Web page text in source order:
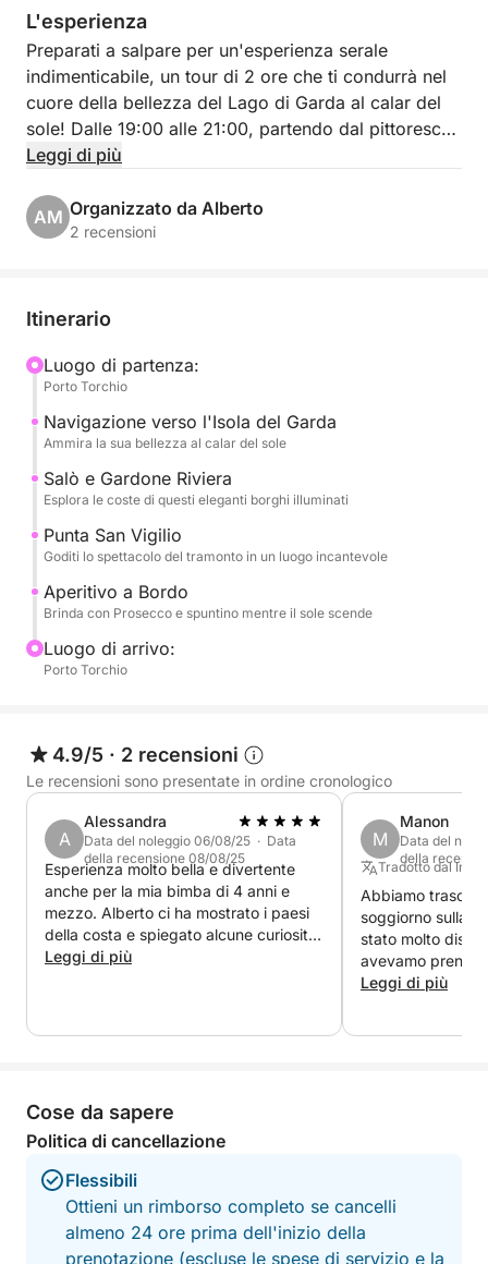
L'esperienza
Preparati a salpare per un'esperienza serale
indimenticabile, un tour di 2 ore che ti condurrà nel
cuore della bellezza del Lago di Garda al calar del
sole! Dalle 19:00 alle 21:00, partendo dal pittoresco
Porto Torchio a Manerba del Garda, ti imbarcherai
mozzafiato e momenti di puro relax.
con la sua sontuosa villa che si specchia nelle acque
l'elegante Salò, con il suo lungolago illuminato dalle
luci serali e la sua atmosfera raffinata. Ammireremo
la storica Gardone Riviera, con le sue ville che si
tingono di colori caldi, e la splendida Punta San
Vigilio, un angolo di paradiso dove il sole si tuffa
maestosamente nel lago, creando uno spettacolo
un'occasione per ammirare la bellezza unica di
A bordo, ogni dettaglio è pensato per il tuo massimo
comfort e divertimento. Sarai accolto con una
deliziosa bottiglia di Prosecco per brindare alla
disposizione abbondante acqua per rinfrescarti e
uno stereo per accompagnare il tuo viaggio con la
musica preferita, creando l'atmosfera perfetta.
Un'esperienza completa, ideale per chi cerca relax,
romanticismo e la bellezza autentica del Lago di
Garda al tramonto
Leggi di più
AM Organizzato da Alberto
2 recensioni
Itinerario
Luogo di partenza:
Porto Torchio
Navigazione verso l'Isola del Garda
Ammira la sua bellezza al calar del sole
Salò e Gardone Riviera
Esplora le coste di questi eleganti borghi illuminati
Punta San Vigilio
Goditi lo spettacolo del tramonto in un luogo incantevole
Aperitivo a Bordo
Brinda con Prosecco e spuntino mentre il sole scende
Luogo di arrivo:
Porto Torchio
4.9/5 · 2 recensioni
Le recensioni sono presentate in ordine cronologico
A
Alessandra
Data del noleggio 06/08/25 · Data
della recensione 08/08/25
Esperienza molto bella e divertente
anche per la mia bimba di 4 anni e
mezzo. Alberto ci ha mostrato i paesi
della costa e spiegato alcune curiosità
del posto.
Leggi di più
M
Manon
Data del
della
Tradotto dal
Abbiamo
soggiorno sulla
stato molto
avevamo
Leggi di più
Cose da sapere
Politica di cancellazione
Flessibili
Ottieni un rimborso completo se cancelli
almeno 24 ore prima dell'inizio della
prenotazione (escluse le spese di servizio e la